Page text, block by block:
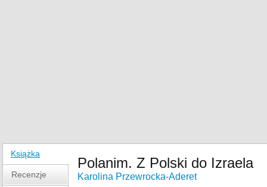
Książka
Recenzje
Polanim. Z Polski do Izraela
Karolina Przewrocka-Aderet